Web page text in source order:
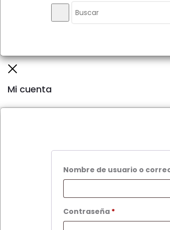
Mi cuenta
Nombre de usuario o
Contraseña *Obligatorio